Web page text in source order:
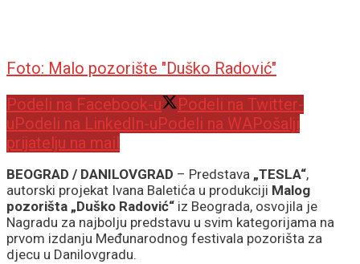
Foto: Malo pozorište "Duško Radović"
Podeli na Facebook-u
Podeli na Twitter-
u Podeli na LinkedIn-u Podeli na WAPošalji
prijatelju na mail
BEOGRAD / DANILOVGRAD – Predstava „TESLA“,
autorski projekat Ivana Baletića u produkciji Malog
pozorišta „Duško Radović“ iz Beograda, osvojila je
Nagradu za najbolju predstavu u svim kategorijama na
prvom izdanju Međunarodnog festivala pozorišta za
djecu u Danilovgradu.